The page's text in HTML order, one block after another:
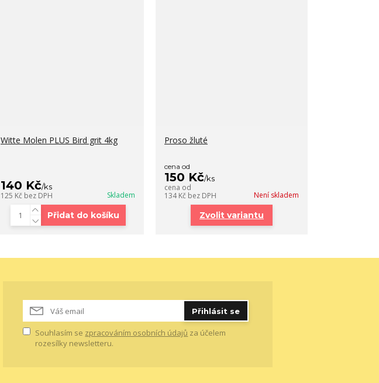
Witte Molen PLUS Bird grit 4kg
140 Kč/ks
125 Kč bez DPH Skladem
Přidat do košíku
Proso žluté
cena od
150 Kč/ks
cena od
134 Kč bez DPH Není skladem
Zvolit variantu
Přihlásit se
Souhlasím se zpracováním osobních údajů za účelem
rozesílky newsletteru.